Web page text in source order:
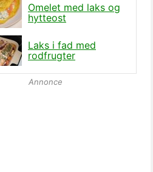
Omelet med laks og
hytteost
Laks i fad med
rodfrugter
Annonce